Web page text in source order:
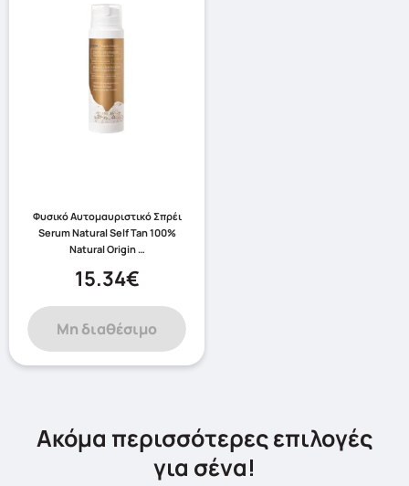
Φυσικό Αυτομαυριστικό Σπρέι
Serum Natural Self Tan 100%
Natural Origin …
15.34€
Μη διαθέσιμο
Ακόμα περισσότερες επιλογές
για σένα!